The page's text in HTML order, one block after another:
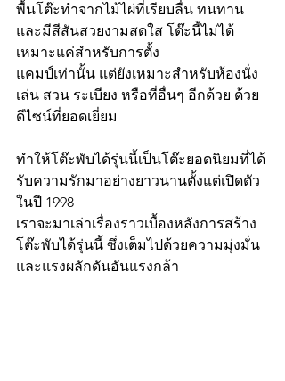
พื้นโต๊ะทำจากไม้ไผ่ที่เรียบลื่น ทนทาน
และมีสีสันสวยงามสดใส โต๊ะนี้ไม่ได้
เหมาะแค่สำหรับการตั้ง
แคมป์เท่านั้น แต่ยังเหมาะสำหรับห้องนั่ง
เล่น สวน ระเบียง หรือที่อื่นๆ อีกด้วย ด้วย
ดีไซน์ที่ยอดเยี่ยม
ทำให้โต๊ะพับได้รุ่นนี้เป็นโต๊ะยอดนิยมที่ได้
รับความรักมาอย่างยาวนานตั้งแต่เปิดตัว
ในปี 1998
เราจะมาเล่าเรื่องราวเบื้องหลังการสร้าง
โต๊ะพับได้รุ่นนี้ ซึ่งเต็มไปด้วยความมุ่งมั่น
และแรงผลักดันอันแรงกล้า